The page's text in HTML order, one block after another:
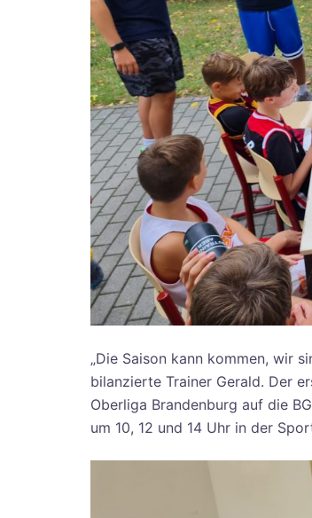
„Die Saison kann kommen, wir
bilanzierte Trainer Gerald. Der
Oberliga Brandenburg auf die
um 10, 12 und 14 Uhr in der